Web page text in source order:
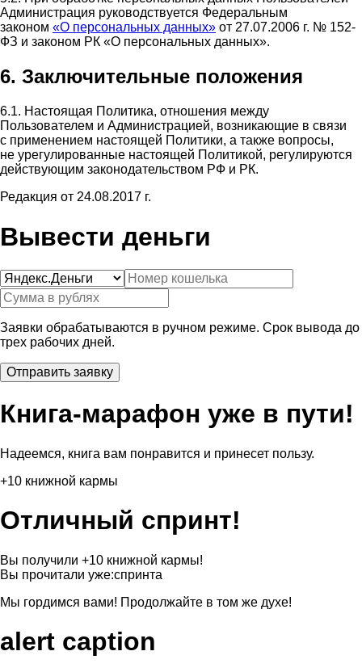
Администрация руководствуется Федеральным
законом «О персональных данных» от 27.07.2006 г. № 152-
ФЗ и законом РК «О персональных данных».
6. Заключительные положения
6.1. Настоящая Политика, отношения между
Пользователем и Администрацией, возникающие в связи
с применением настоящей Политики, а также вопросы,
не урегулированные настоящей Политикой, регулируются
действующим законодательством РФ и РК.
Редакция от 24.08.2017 г.
Вывести деньги
Заявки обрабатываются в ручном режиме. Срок вывода до
трех рабочих дней.
Книга-марафон уже в пути!
Надеемся, книга вам понравится и принесет пользу.
+10 книжной кармы
Отличный спринт!
Вы получили +10 книжной кармы!
Вы прочитали уже:спринта
Мы гордимся вами! Продолжайте в том же духе!
alert caption